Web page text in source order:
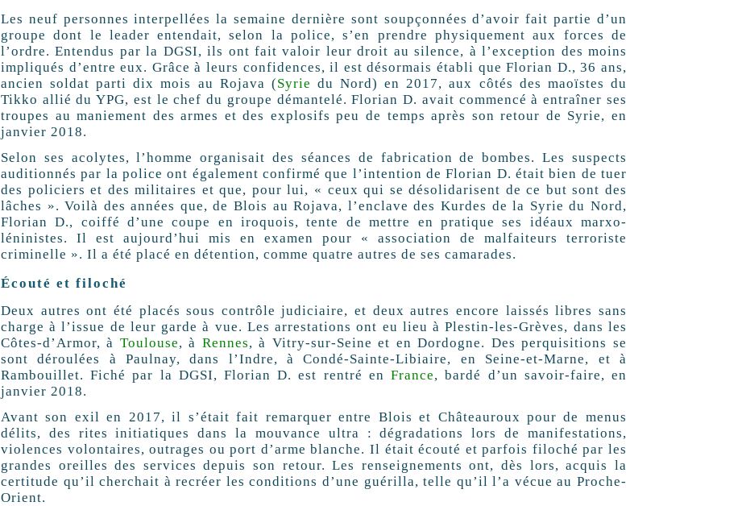
Les neuf personnes interpellées la semaine dernière sont soupçonnées d’avoir fait partie d’un
groupe dont le leader entendait, selon la police, s’en prendre physiquement aux forces de
l’ordre. Entendus par la DGSI, ils ont fait valoir leur droit au silence, à l’exception des moins
impliqués d’entre eux. Grâce à leurs confidences, il est désormais établi que Florian D., 36 ans,
ancien soldat parti dix mois au Rojava (Syrie du Nord) en 2017, aux côtés des maoïstes du
Tikko allié du YPG, est le chef du groupe démantelé. Florian D. avait commencé à entraîner ses
troupes au maniement des armes et des explosifs peu de temps après son retour de Syrie, en
janvier 2018.
Selon ses acolytes, l’homme organisait des séances de fabrication de bombes. Les suspects
auditionnés par la police ont également confirmé que l’intention de Florian D. était bien de tuer
des policiers et des militaires et que, pour lui, « ceux qui se désolidarisent de ce but sont des
lâches ». Voilà des années que, de Blois au Rojava, l’enclave des Kurdes de la Syrie du Nord,
Florian D., coiffé d’une coupe en iroquois, tente de mettre en pratique ses idéaux marxo-
léninistes. Il est aujourd’hui mis en examen pour « association de malfaiteurs terroriste
criminelle ». Il a été placé en détention, comme quatre autres de ses camarades.
Écouté et filoché
Deux autres ont été placés sous contrôle judiciaire, et deux autres encore laissés libres sans
charge à l’issue de leur garde à vue. Les arrestations ont eu lieu à Plestin-les-Grèves, dans les
Côtes-d’Armor, à Toulouse, à Rennes, à Vitry-sur-Seine et en Dordogne. Des perquisitions se
sont déroulées à Paulnay, dans l’Indre, à Condé-Sainte-Libiaire, en Seine-et-Marne, et à
Rambouillet. Fiché par la DGSI, Florian D. est rentré enFrance, bardé d’un savoir-faire, en
janvier 2018.
Avant son exil en 2017, il s’était fait remarquer entre Blois et Châteauroux pour de menus
délits, des rites initiatiques dans la mouvance ultra : dégradations lors de manifestations,
violences volontaires, outrages ou port d’arme blanche. Il était écouté et parfois filoché par les
grandes oreilles des services depuis son retour. Les renseignements ont, dès lors, acquis la
certitude qu’il cherchait à recréer les conditions d’une guérilla, telle qu’il l’a vécue au Proche-
Orient.